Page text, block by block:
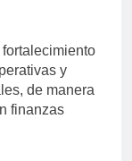
y
de manera
finanzas